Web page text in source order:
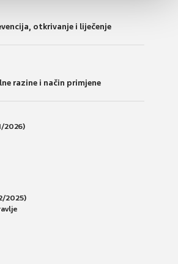
otkrivanje i liječenje
razine i način primjene
2026)
2025)